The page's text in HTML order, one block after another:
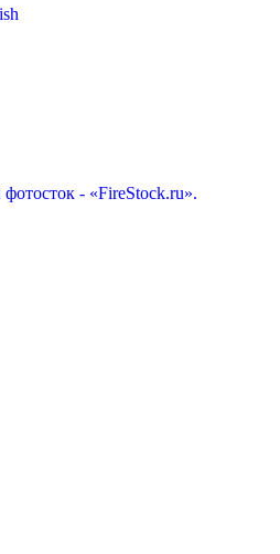
- «FireStock.ru».